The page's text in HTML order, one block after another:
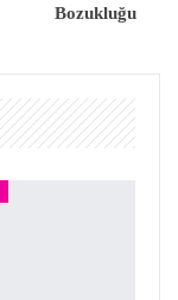
Bozukluğu